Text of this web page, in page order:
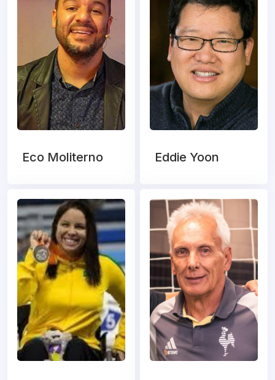
Eco Moliterno Eddie Yoon